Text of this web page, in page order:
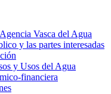
Vasca del Agua
y las partes interesadas
y Usos del Agua
financiera